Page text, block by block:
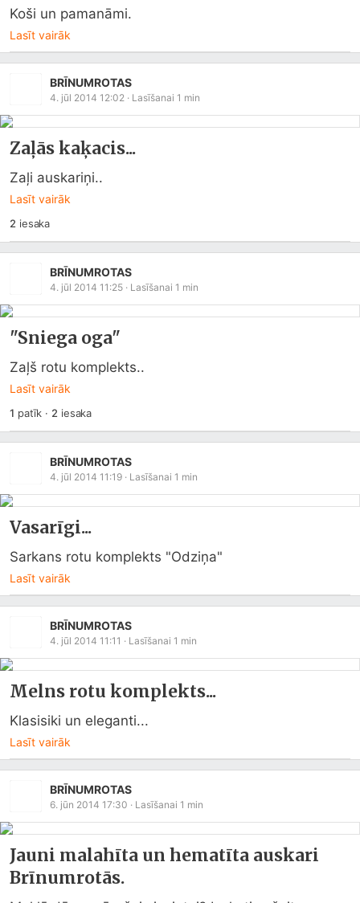
Koši un pamanāmi.
Lasīt vairāk
BRĪNUMROTAS
4. jūl 2014 12:02 · Lasīšanai 1 min
Zaļās kaķacis...
Zaļi auskariņi..
Lasīt vairāk
2 iesaka
BRĪNUMROTAS
4. jūl 2014 11:25 · Lasīšanai 1 min
"Sniega oga"
Zaļš rotu komplekts..
Lasīt vairāk
1 patīk · 2 iesaka
BRĪNUMROTAS
4. jūl 2014 11:19 · Lasīšanai 1 min
Vasarīgi...
Sarkans rotu komplekts "Odziņa"
Lasīt vairāk
BRĪNUMROTAS
4. jūl 2014 11:11 · Lasīšanai 1 min
Melns rotu komplekts...
Klasisiki un eleganti...
Lasīt vairāk
BRĪNUMROTAS
6. jūn 2014 17:30 · Lasīšanai 1 min
Jauni malahīta un hematīta auskari
Brīnumrotās.